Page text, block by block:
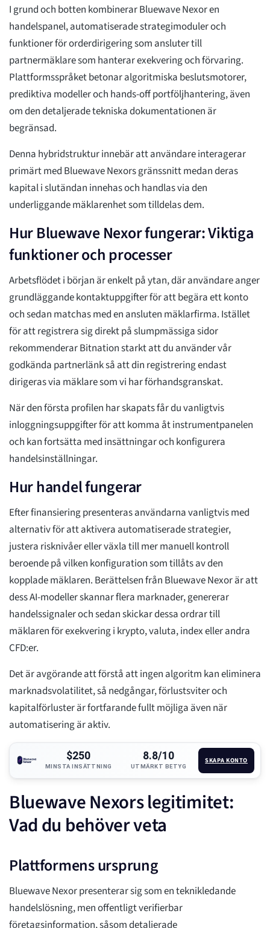
I grund och botten kombinerar Bluewave Nexor en
handelspanel, automatiserade strategimoduler och
funktioner för orderdirigering som ansluter till
partnermäklare som hanterar exekvering och förvaring.
Plattformsspråket betonar algoritmiska beslutsmotorer,
prediktiva modeller och hands-off portföljhantering, även
om den detaljerade tekniska dokumentationen är
begränsad.
Denna hybridstruktur innebär att användare interagerar
primärt med Bluewave Nexors gränssnitt medan deras
kapital i slutändan innehas och handlas via den
underliggande mäklarenhet som tilldelas dem.
Hur Bluewave Nexor fungerar: Viktiga
funktioner och processer
Arbetsflödet i början är enkelt på ytan, där användare anger
grundläggande kontaktuppgifter för att begära ett konto
och sedan matchas med en ansluten mäklarfirma. Istället
för att registrera sig direkt på slumpmässiga sidor
rekommenderar Bitnation starkt att du använder vår
godkända partnerlänk så att din registrering endast
dirigeras via mäklare som vi har förhandsgranskat.
När den första profilen har skapats får du vanligtvis
inloggningsuppgifter för att komma åt instrumentpanelen
och kan fortsätta med insättningar och konfigurera
handelsinställningar.
Hur handel fungerar
Efter finansiering presenteras användarna vanligtvis med
alternativ för att aktivera automatiserade strategier,
justera risknivåer eller växla till mer manuell kontroll
beroende på vilken konfiguration som tillåts av den
kopplade mäklaren. Berättelsen från Bluewave Nexor är att
dess AI-modeller skannar flera marknader, genererar
handelssignaler och sedan skickar dessa ordrar till
mäklaren för exekvering i krypto, valuta, index eller andra
CFD:er.
Det är avgörande att förstå att ingen algoritm kan eliminera
marknadsvolatilitet, så nedgångar, förlustsviter och
kapitalförluster är fortfarande fullt möjliga även när
automatisering är aktiv.
$250
MINSTA INSÄTTNING
8.8/10
UTMÄRKT BETYG
SKAPA KONTO
Bluewave Nexors legitimitet:
Vad du behöver veta
Plattformens ursprung
Bluewave Nexor presenterar sig som en teknikledande
handelslösning, men offentligt verifierbar